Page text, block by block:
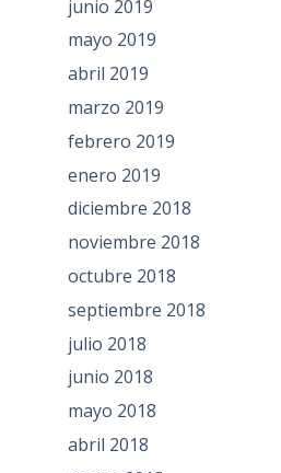
junio 2019
mayo 2019
abril 2019
marzo 2019
febrero 2019
enero 2019
diciembre 2018
noviembre 2018
octubre 2018
septiembre 2018
julio 2018
junio 2018
mayo 2018
abril 2018